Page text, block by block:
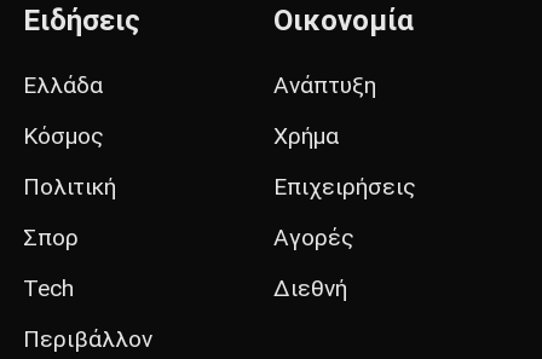
Ειδήσεις
Ελλάδα
Κόσμος
Πολιτική
Σπορ
Tech
Περιβάλλον
Οικονομία
Ανάπτυξη
Χρήμα
Επιχειρήσεις
Αγορές
Διεθνή